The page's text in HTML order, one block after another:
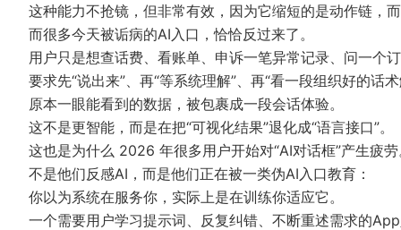
这种能力不抢镜，但非常有效，因为它缩短的是动作链，
而很多今天被诟病的AI入口，恰恰反过来了。
用户只是想查话费、看账单、申诉一笔异常记录、问一个
要求先“说出来”、再“等系统理解”、再“看一段组织好的话
原本一眼能看到的数据，被包裹成一段会话体验。
这不是更智能，而是在把“可视化结果”退化成“语言接口”。
这也是为什么 2026 年很多用户开始对“AI对话框”产生疲
不是他们反感AI，而是他们正在被一类伪AI入口教育：
你以为系统在服务你，实际上是在训练你适应它。
一个需要用户学习提示词、反复纠错、不断重述需求的